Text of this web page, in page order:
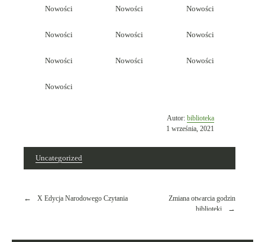
Nowości Nowości Nowości
Nowości Nowości Nowości
Nowości Nowości Nowości
Nowości
Autor:bibliotekaOpublikowano
1 września, 2021
Uncategorized
Nawigacja
X Edycja Narodowego Czytania
Zmiana otwarcia godzin
biblioteki